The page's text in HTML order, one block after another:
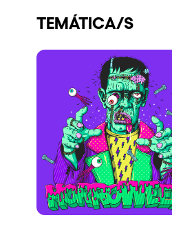
Quienes somos
¿Quieres trabajar con
Síguenos en tiktok
Síguenos en facebook
Síguenos en instagram
Síguenos en twitter
Síguenos en
Síguenos en
Política de Privacidad
Política de Cookies
Aviso Legal
Política de Sostenibilidad
TEMÁTICA/S